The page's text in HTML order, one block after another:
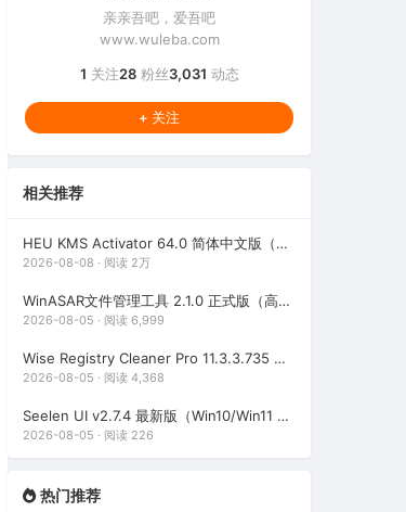
亲亲吾吧，爱吾吧
www.wuleba.com
1 关注28粉丝3,031 动态
+ 关注
相关推荐
HEU KMS Activator 64.0 简体中文版（支持激活最新版Windows/Office离线永久激活）
2026-08-08 · 阅读 2万
WinASAR文件管理工具 2.1.0 正式版（高仿WinRAR，最好用的Electron ASAR文件打包/解包工具、压缩/解压工具）
2026-08-05 · 阅读 6,999
Wise Registry Cleaner Pro 11.3.3.735 绿色便携版（注册表清理工具）
2026-08-05 · 阅读 4,368
Seelen UI v2.7.4 最新版（Win10/Win11 个性化桌面美化工具）
2026-08-05 · 阅读 226
热门推荐